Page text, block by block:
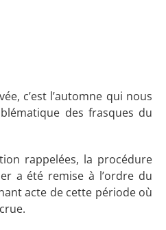
c’est l’automne qui nous
des frasques du
rappelées, la procédure
a été remise à l’ordre du
acte de cette période où